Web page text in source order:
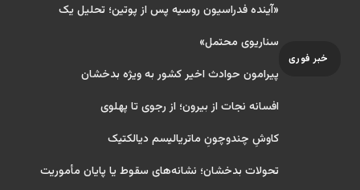
خبر فوری
«آینده فدراسیون روسیه پس از پوتین؛ تحلیل یک
سناریوی محتمل»
پیرامون حوادث اخیر کشور به ویژه بدخشان
افسانه نجات از بیرون؛ از رجوی تا پهلوی
کاوشِ چندو‌چونِ ماتریالیسم دیالکتیک
تحولات بدخشان؛ نشانه‌های سقوط یا پایان مأموریت